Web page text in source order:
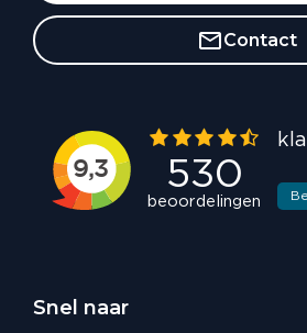
Contact
Snel naar